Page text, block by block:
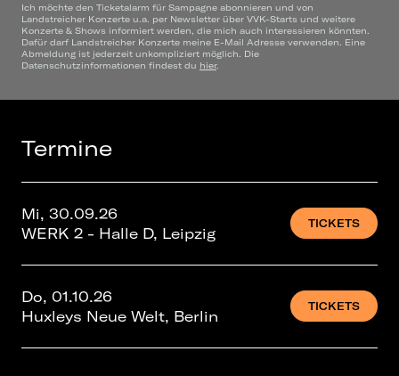
Ich möchte den Ticketalarm für Sampagne abonnieren und von
Landstreicher Konzerte u.a. per Newsletter über VVK-Starts und weitere
Konzerte & Shows informiert werden, die mich auch interessieren könnten.
Dafür darf Landstreicher Konzerte meine E-Mail Adresse verwenden. Eine
Abmeldung ist jederzeit unkompliziert möglich. Die
Datenschutzinformationen findest du hier.
Termine
Mi, 30.09.26
WERK 2 - Halle D, Leipzig
TICKETS
Do, 01.10.26
Huxleys Neue Welt, Berlin
TICKETS